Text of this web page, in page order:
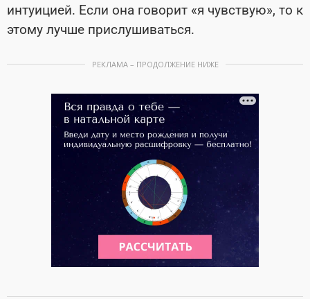
интуицией. Если она говорит «я чувствую», то к
этому лучше прислушиваться.
РЕКЛАМА – ПРОДОЛЖЕНИЕ НИЖЕ